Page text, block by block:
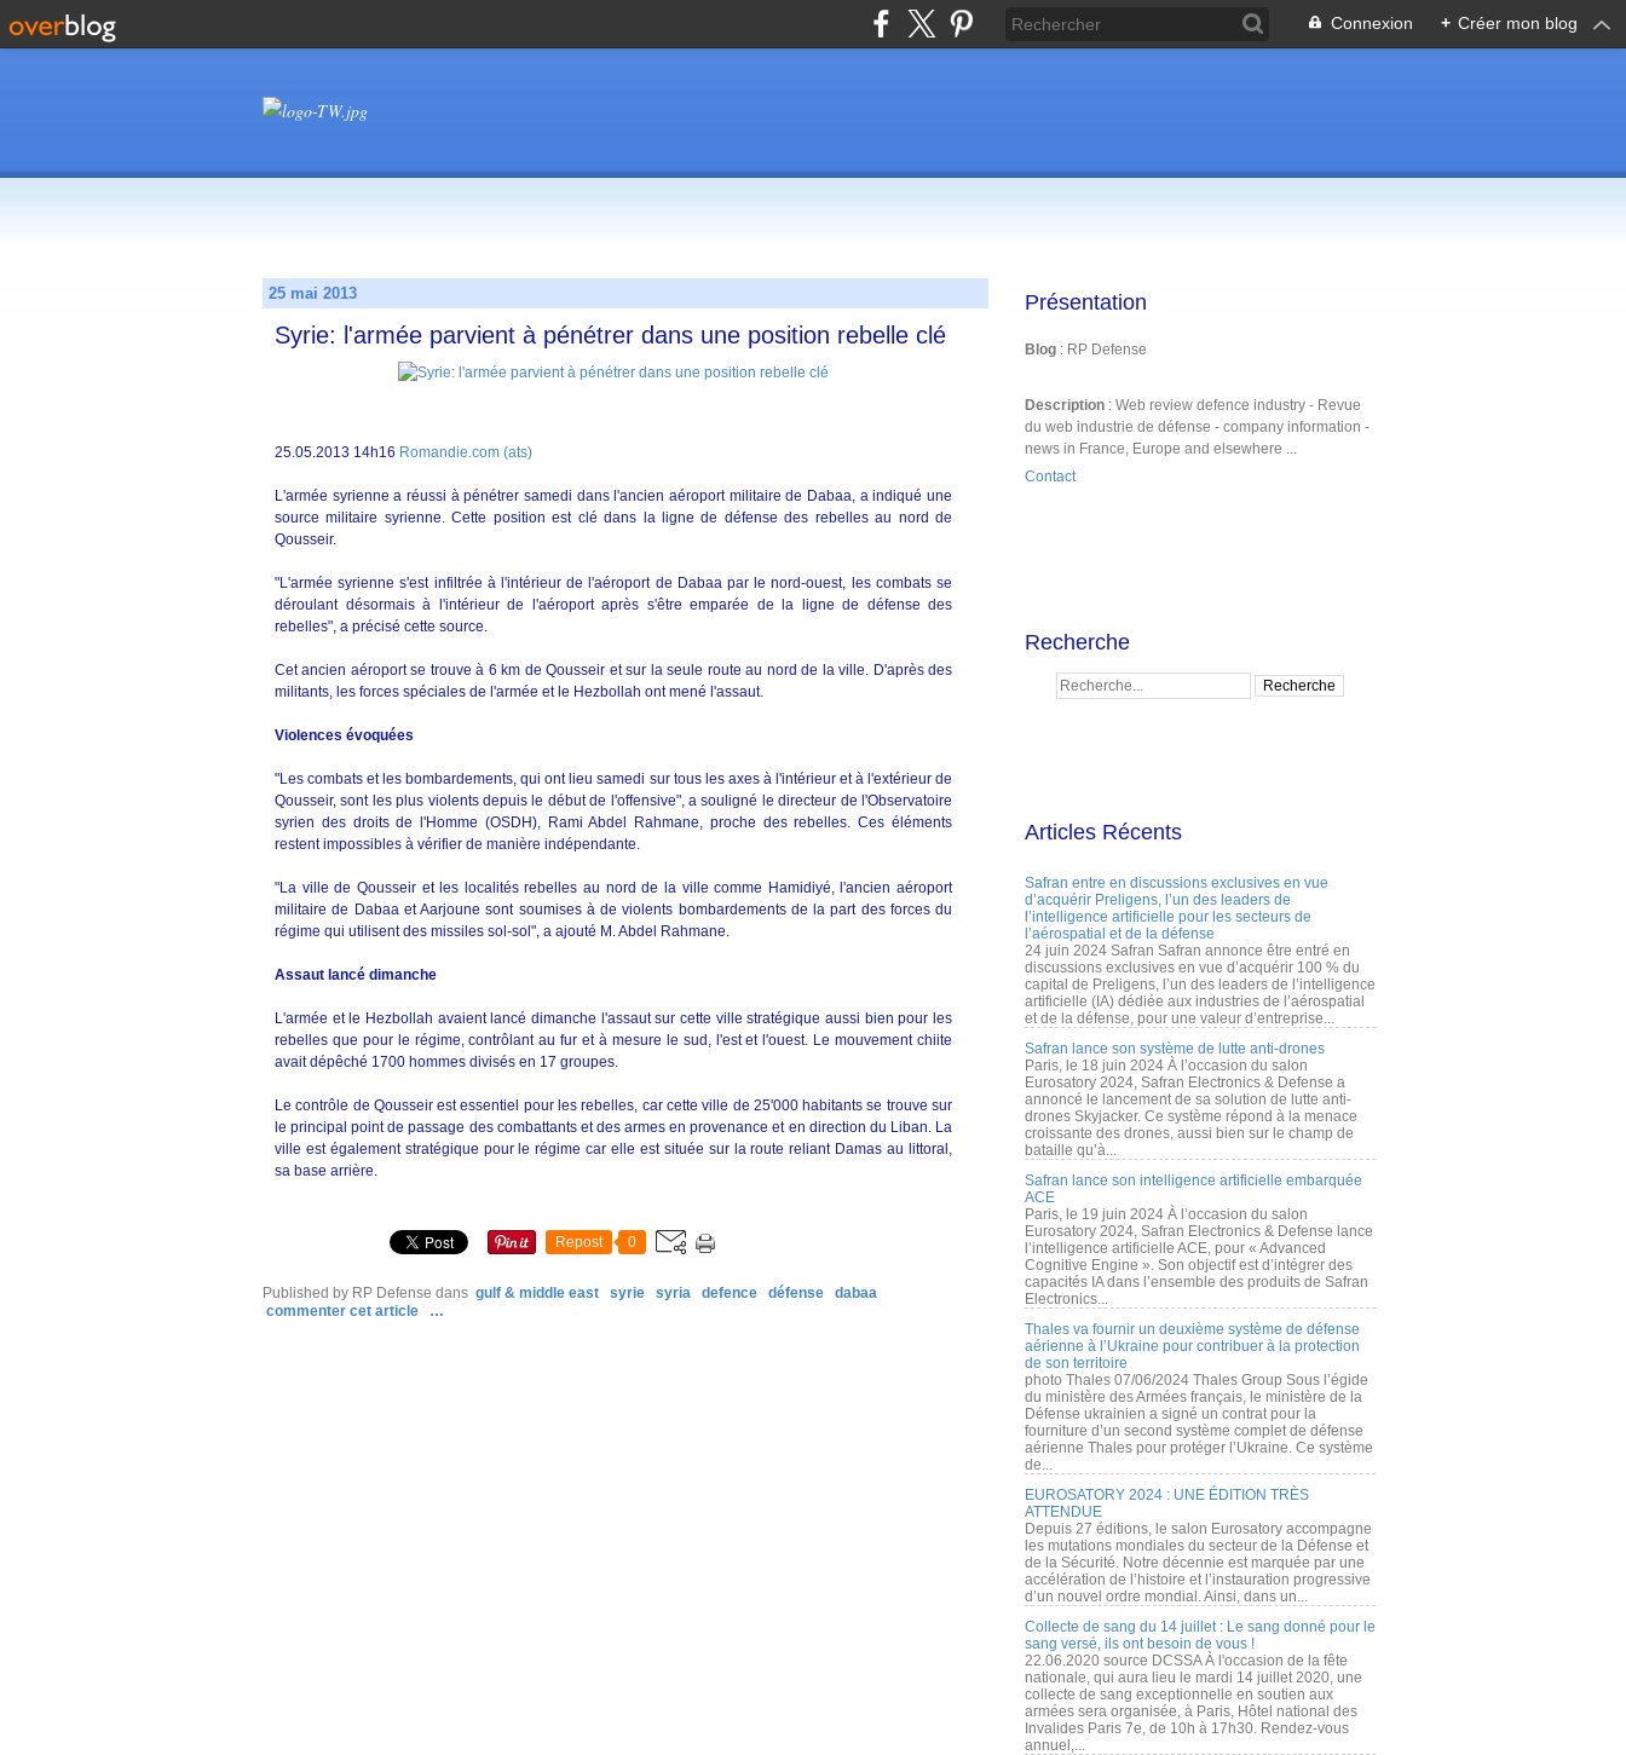
Connexion + Créer mon blog
25 mai 2013
Syrie: l'armée parvient à pénétrer dans une position rebelle clé
25.05.2013 14h16 Romandie.com (ats)
L'armée syrienne a réussi à pénétrer samedi dans l'ancien aéroport militaire de Dabaa, a indiqué une
source militaire syrienne. Cette position est clé dans la ligne de défense des rebelles au nord de
Qousseir.
"L'armée syrienne s'est infiltrée à l'intérieur de l'aéroport de Dabaa par le nord-ouest, les combats se
déroulant désormais à l'intérieur de l'aéroport après s'être emparée de la ligne de défense des
rebelles", a précisé cette source.
Cet ancien aéroport se trouve à 6 km de Qousseir et sur la seule route au nord de la ville. D'après des
militants, les forces spéciales de l'armée et le Hezbollah ont mené l'assaut.
Violences évoquées
"Les combats et les bombardements, qui ont lieu samedi sur tous les axes à l'intérieur et à l'extérieur de
Qousseir, sont les plus violents depuis le début de l'offensive", a souligné le directeur de l'Observatoire
syrien des droits de l'Homme (OSDH), Rami Abdel Rahmane, proche des rebelles. Ces éléments
restent impossibles à vérifier de manière indépendante.
"La ville de Qousseir et les localités rebelles au nord de la ville comme Hamidiyé, l'ancien aéroport
militaire de Dabaa et Aarjoune sont soumises à de violents bombardements de la part des forces du
régime qui utilisent des missiles sol-sol", a ajouté M. Abdel Rahmane.
Assaut lancé dimanche
L'armée et le Hezbollah avaient lancé dimanche l'assaut sur cette ville stratégique aussi bien pour les
rebelles que pour le régime, contrôlant au fur et à mesure le sud, l'est et l'ouest. Le mouvement chiite
avait dépêché 1700 hommes divisés en 17 groupes.
Le contrôle de Qousseir est essentiel pour les rebelles, car cette ville de 25'000 habitants se trouve sur
le principal point de passage des combattants et des armes en provenance et en direction du Liban. La
ville est également stratégique pour le régime car elle est située sur la route reliant Damas au littoral,
sa base arrière.
Repost 0
Published by RP Defense dans gulf & middle east syrie syria defence défense
dabaa
commenter cet article
…
Présentation
Blog : RP Defense
Description : Web review defence industry - Revue
du web industrie de défense - company information -
news in France, Europe and elsewhere ...
Contact
Recherche
Articles Récents
Safran entre en discussions exclusives en vue
d’acquérir Preligens, l’un des leaders de
l’intelligence artificielle pour les secteurs de
l’aérospatial et de la défense
24 juin 2024 Safran Safran annonce être entré en
discussions exclusives en vue d’acquérir 100 % du
capital de Preligens, l’un des leaders de l’intelligence
artificielle (IA) dédiée aux industries de l’aérospatial
et de la défense, pour une valeur d’entreprise...
Safran lance son système de lutte anti-drones
Paris, le 18 juin 2024 À l’occasion du salon
Eurosatory 2024, Safran Electronics & Defense a
annoncé le lancement de sa solution de lutte anti-
drones Skyjacker. Ce système répond à la menace
croissante des drones, aussi bien sur le champ de
bataille qu’à...
Safran lance son intelligence artificielle embarquée
ACE
Paris, le 19 juin 2024 À l’occasion du salon
Eurosatory 2024, Safran Electronics & Defense lance
l’intelligence artificielle ACE, pour « Advanced
Cognitive Engine ». Son objectif est d’intégrer des
capacités IA dans l’ensemble des produits de Safran
Electronics...
Thales va fournir un deuxième système de défense
aérienne à l’Ukraine pour contribuer à la protection
de son territoire
photo Thales 07/06/2024 Thales Group Sous l’égide
du ministère des Armées français, le ministère de la
Défense ukrainien a signé un contrat pour la
fourniture d’un second système complet de défense
aérienne Thales pour protéger l’Ukraine. Ce système
de...
EUROSATORY 2024 : UNE ÉDITION TRÈS
ATTENDUE
Depuis 27 éditions, le salon Eurosatory accompagne
les mutations mondiales du secteur de la Défense et
de la Sécurité. Notre décennie est marquée par une
accélération de l’histoire et l’instauration progressive
d’un nouvel ordre mondial. Ainsi, dans un...
Collecte de sang du 14 juillet : Le sang donné pour le
sang versé, ils ont besoin de vous !
22.06.2020 source DCSSA À l'occasion de la fête
nationale, qui aura lieu le mardi 14 juillet 2020, une
collecte de sang exceptionnelle en soutien aux
armées sera organisée, à Paris, Hôtel national des
Invalides Paris 7e, de 10h à 17h30. Rendez-vous
annuel,...